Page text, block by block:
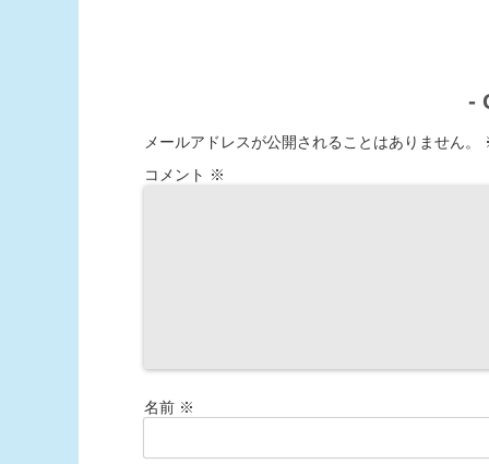
-
メールアドレスが公開されることはありません。
コメント ※
名前 ※